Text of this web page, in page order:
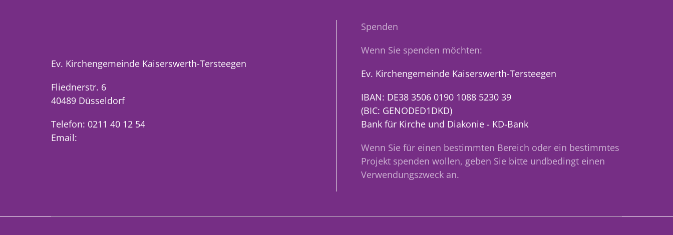
Ev. Kirchengemeinde Kaiserswerth-Tersteegen
Fliednerstr. 6
40489 Düsseldorf
Telefon: 0211 40 12 54
Email:
Spenden
Wenn Sie spenden möchten:
Ev. Kirchengemeinde Kaiserswerth-Tersteegen
IBAN: DE38 3506 0190 1088 5230 39
(BIC: GENODED1DKD)
Bank für Kirche und Diakonie - KD-Bank
Wenn Sie für einen bestimmten Bereich oder ein bestimmtes
Projekt spenden wollen, geben Sie bitte undbedingt einen
Verwendungszweck an.